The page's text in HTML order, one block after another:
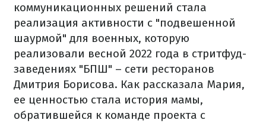
коммуникационных решений стала
реализация активности с "подвешенной
шаурмой" для военных, которую
реализовали весной 2022 года в стритфуд-
заведениях "БПШ" – сети ресторанов
Дмитрия Борисова. Как рассказала Мария,
ее ценностью стала история мамы,
обратившейся к команде проекта с